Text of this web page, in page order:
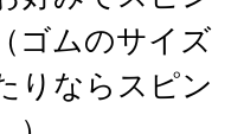
ゴムのサイズ
りならスピン